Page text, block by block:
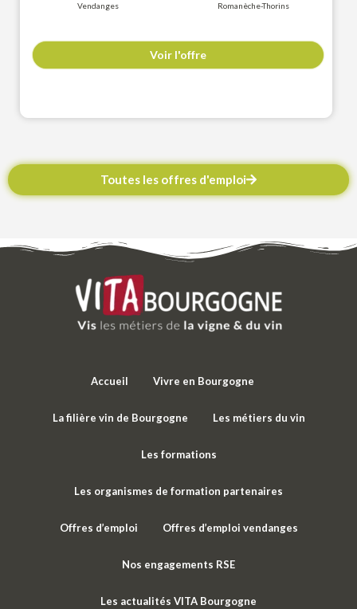
Vendanges Romanèche-Thorins
Voir l'offre
Toutes les offres d'emploi
Accueil Vivre en Bourgogne
La filière vin de Bourgogne Les métiers du vin
Les formations
Les organismes de formation partenaires
Offres d’emploi Offres d’emploi vendanges
Nos engagements RSE
Les actualités VITA Bourgogne